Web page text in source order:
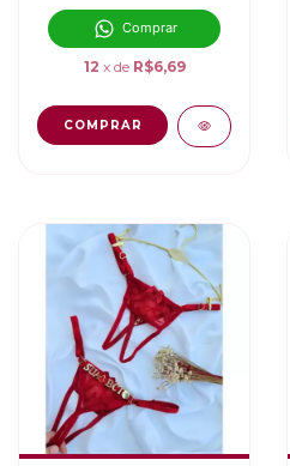
Comprar
12 x de R$6,69
COMPRAR